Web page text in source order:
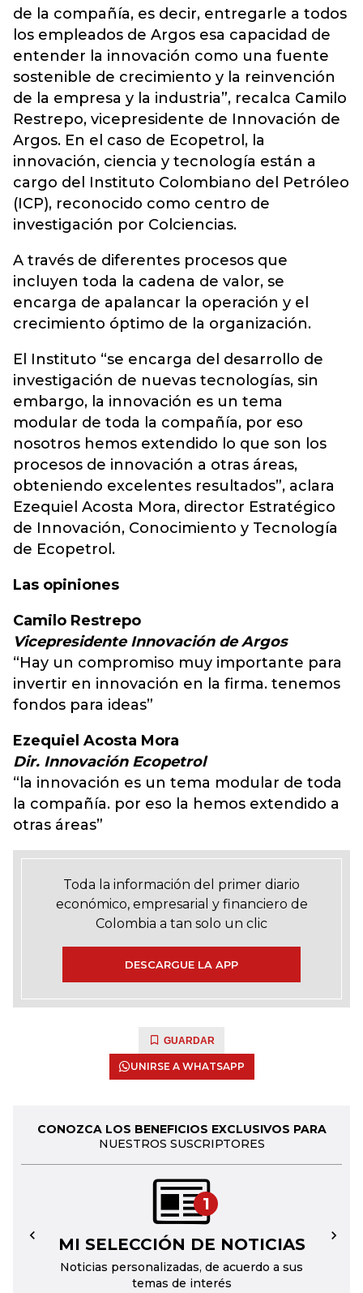
de la compañía, es decir, entregarle a todos
los empleados de Argos esa capacidad de
entender la innovación como una fuente
sostenible de crecimiento y la reinvención
de la empresa y la industria”, recalca Camilo
Restrepo, vicepresidente de Innovación de
Argos. En el caso de Ecopetrol, la
innovación, ciencia y tecnología están a
cargo del Instituto Colombiano del Petróleo
(ICP), reconocido como centro de
investigación por Colciencias.
A través de diferentes procesos que
incluyen toda la cadena de valor, se
encarga de apalancar la operación y el
crecimiento óptimo de la organización.
El Instituto “se encarga del desarrollo de
investigación de nuevas tecnologías, sin
embargo, la innovación es un tema
modular de toda la compañía, por eso
nosotros hemos extendido lo que son los
procesos de innovación a otras áreas,
obteniendo excelentes resultados”, aclara
Ezequiel Acosta Mora, director Estratégico
de Innovación, Conocimiento y Tecnología
de Ecopetrol.
Las opiniones
Camilo Restrepo
Vicepresidente Innovación de Argos
“Hay un compromiso muy importante para
invertir en innovación en la firma. tenemos
fondos para ideas”
Ezequiel Acosta Mora
Dir. Innovación Ecopetrol
“la innovación es un tema modular de toda
la compañía. por eso la hemos extendido a
otras áreas”
Toda la información del primer diario
económico, empresarial y financiero de
Colombia a tan solo un clic
DESCARGUE LA APP
GUARDAR
UNIRSE A WHATSAPP
CONOZCA LOS BENEFICIOS EXCLUSIVOS PARA
NUESTROS SUSCRIPTORES
1
MI SELECCIÓN DE NOTICIAS
Noticias personalizadas, de acuerdo a sus
temas de interés
← →